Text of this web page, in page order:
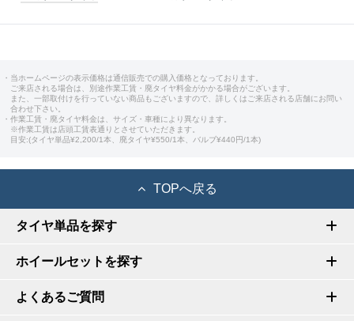
・当ホームページの表示価格は通信販売での購入価格となっております。
ご来店される場合は、別途作業工賃・廃タイヤ料金がかかる場合がございます。
また、一部取付けを行っていない商品もございますので、詳しくはご来店される店舗にお問い
合わせ下さい。
・作業工賃・廃タイヤ料金は、サイズ・車種により異なります。
※作業工賃は店頭工賃表通りとさせていただきます。
目安:(タイヤ単品¥2,200/1本、廃タイヤ¥550/1本、バルブ¥440円/1本)
TOPへ戻る
タイヤ単品を探す
ホイールセットを探す
よくあるご質問